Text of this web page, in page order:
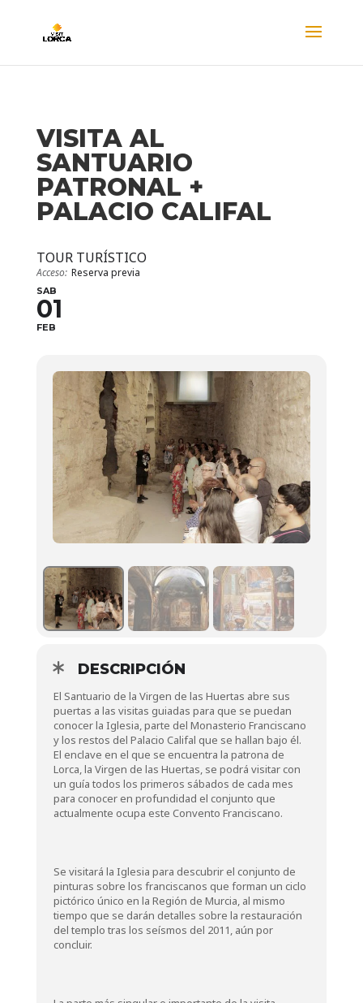
VISITA AL
SANTUARIO
PATRONAL +
PALACIO CALIFAL
TOUR TURÍSTICO
Acceso: Reserva previa
SAB
01
FEB
DESCRIPCIÓN
El Santuario de la Virgen de las Huertas abre sus
puertas a las visitas guiadas para que se puedan
conocer la Iglesia, parte del Monasterio Franciscano
y los restos del Palacio Califal que se hallan bajo él.
El enclave en el que se encuentra la patrona de
Lorca, la Virgen de las Huertas, se podrá visitar con
un guía todos los primeros sábados de cada mes
para conocer en profundidad el conjunto que
actualmente ocupa este Convento Franciscano.
Se visitará la Iglesia para descubrir el conjunto de
pinturas sobre los franciscanos que forman un ciclo
pictórico único en la Región de Murcia, al mismo
tiempo que se darán detalles sobre la restauración
del templo tras los seísmos del 2011, aún por
concluir.